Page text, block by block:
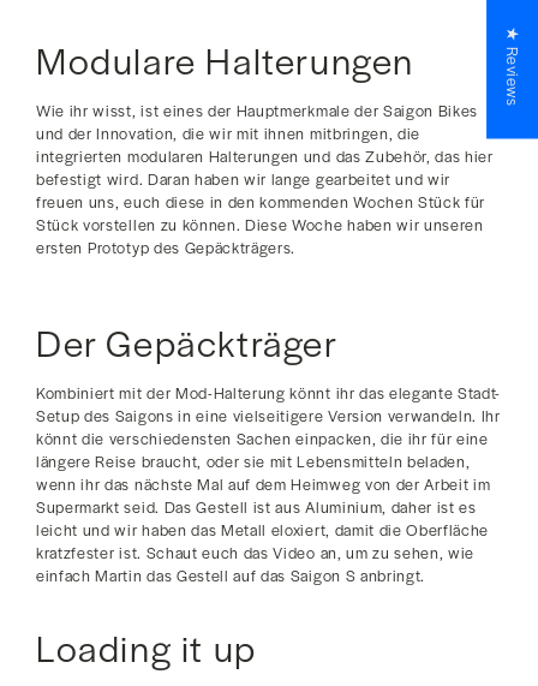
Modulare Halterungen
Wie ihr wisst, ist eines der Hauptmerkmale der Saigon Bikes
und der Innovation, die wir mit ihnen mitbringen, die
integrierten modularen Halterungen und das Zubehör, das hier
befestigt wird. Daran haben wir lange gearbeitet und wir
freuen uns, euch diese in den kommenden Wochen Stück für
Stück vorstellen zu können. Diese Woche haben wir unseren
ersten Prototyp des Gepäckträgers.
Der Gepäckträger
Kombiniert mit der Mod-Halterung könnt ihr das elegante Stadt-
Setup des Saigons in eine vielseitigere Version verwandeln. Ihr
könnt die verschiedensten Sachen einpacken, die ihr für eine
längere Reise braucht, oder sie mit Lebensmitteln beladen,
wenn ihr das nächste Mal auf dem Heimweg von der Arbeit im
Supermarkt seid. Das Gestell ist aus Aluminium, daher ist es
leicht und wir haben das Metall eloxiert, damit die Oberfläche
kratzfester ist. Schaut euch das Video an, um zu sehen, wie
einfach Martin das Gestell auf das Saigon S anbringt.
Loading it up
★ Reviews